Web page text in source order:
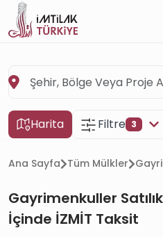
Harita Filtre 3
Ana Sayfa Tüm Mülkler
Gayrimenkuller
İçinde İZMİT Taksit